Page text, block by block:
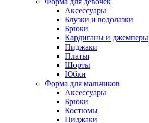
Аксессуары
Блузки и водолазки
Брюки
Кардиганы и джемперы
Пиджаки
Платья
Шорты
Юбки
Форма для мальчиков
Аксессуары
Брюки
Костюмы
Пиджаки